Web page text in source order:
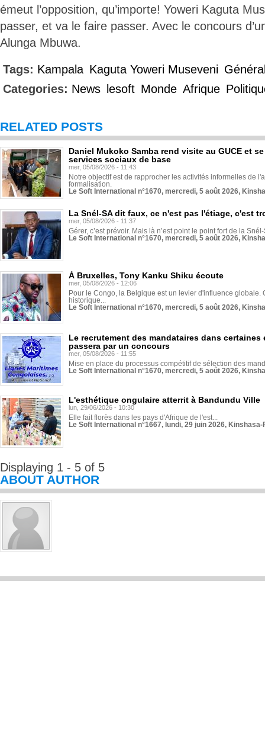
émeut l’opposition, qu’importe! Yoweri Kaguta
passer, et va le faire passer. Avec le concours
Alunga Mbuwa.
Tags: Kampala Kaguta Yoweri Museveni
Categories: News lesoft Monde Afrique
RELATED POSTS
Daniel Mukoko Samba rend visite au GUCE et
services sociaux de base
mer, 05/08/2026 - 11:43
Notre objectif est de rapprocher les activités informelles de
formalisation.
Le Soft International n°1670, mercredi, 5 août 2026,
La Snél-SA dit faux, ce n'est pas l'étiage, c'est
mer, 05/08/2026 - 11:37
Gérer, c’est prévoir. Mais là n’est point le point fort de la
Le Soft International n°1670, mercredi, 5 août 2026,
À Bruxelles, Tony Kanku Shiku écoute
mer, 05/08/2026 - 12:06
Pour le Congo, la Belgique est un levier d'influence globale.
historique...
Le Soft International n°1670, mercredi, 5 août 2026,
Le recrutement des mandataires dans
passera par un concours
mer, 05/08/2026 - 11:55
Mise en place du processus compétitif de sélection des
Le Soft International n°1670, mercredi, 5 août 2026,
L'esthétique ongulaire atterrit à Bandundu Ville
lun, 29/06/2026 - 10:30
Elle fait florès dans les pays d'Afrique de l'est...
Le Soft International n°1667, lundi, 29 juin 2026,
Displaying 1 - 5 of 5
ABOUT AUTHOR